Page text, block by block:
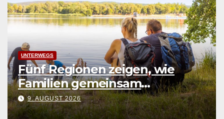
wie
FASHION
Wie sexy darf ein
sein?
9. AUGUST 2026